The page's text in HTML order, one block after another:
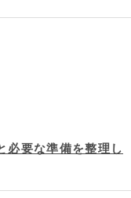
必要な準備を整理し